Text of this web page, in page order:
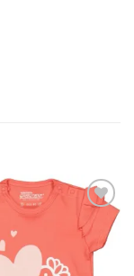
Toevoegen
aan